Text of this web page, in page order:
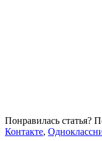
Понравилась статья?
Контакте,